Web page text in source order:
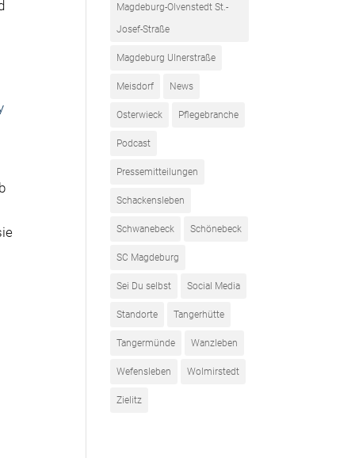
Magdeburg-Olvenstedt St.-
Josef-Straße
Magdeburg Ulnerstraße
Meisdorf News
Osterwieck Pflegebranche
Podcast
Pressemitteilungen
Schackensleben
Schwanebeck Schönebeck
SC Magdeburg
Sei Du selbst Social Media
Standorte Tangerhütte
Tangermünde Wanzleben
Wefensleben Wolmirstedt
Zielitz